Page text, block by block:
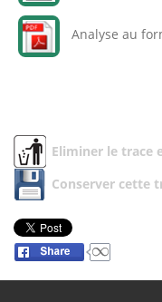
Analyse au
Eliminer le trace
Conserver cette